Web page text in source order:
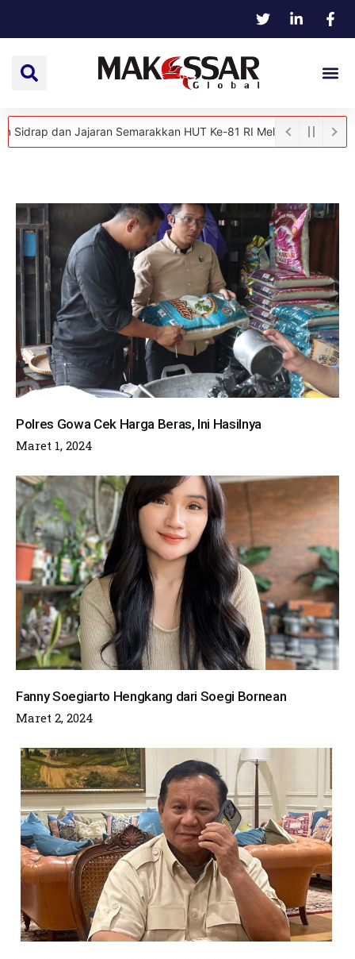
Jajaran Semarakkan HUT Ke-81 RI Melalui Aksi Donor Darah
Polres Gowa Cek Harga Beras, Ini Hasilnya
Maret 1, 2024
Fanny Soegiarto Hengkang dari Soegi Bornean
Maret 2, 2024